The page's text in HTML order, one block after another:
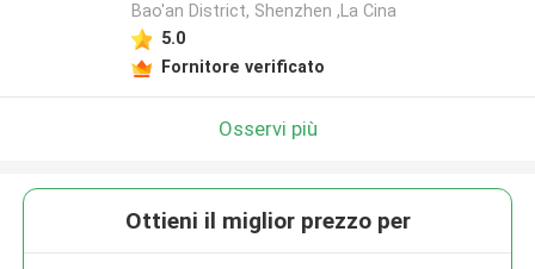
Bao'an District, Shenzhen ,La Cina
5.0
Fornitore verificato
Osservi più
Ottieni il miglior prezzo per